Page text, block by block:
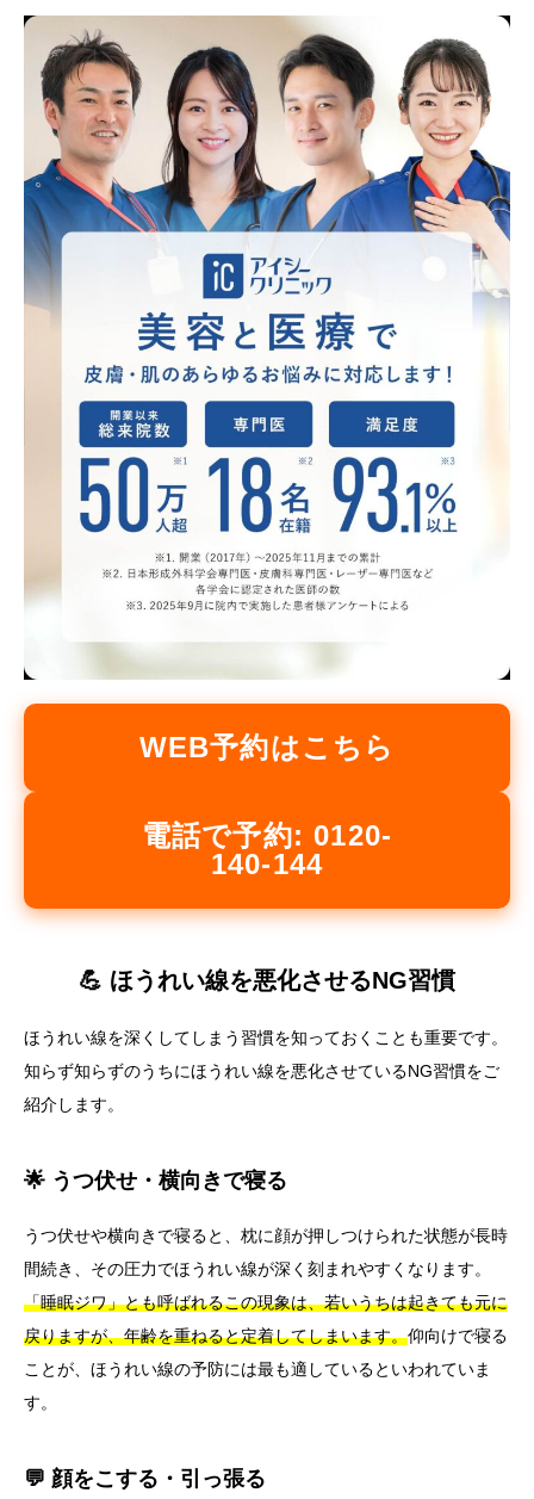
WEB予約はこちら
電話で予約: 0120-
140-144
💪 ほうれい線を悪化させるNG習慣
ほうれい線を深くしてしまう習慣を知っておくことも重要です。
知らず知らずのうちにほうれい線を悪化させているNG習慣をご
紹介します。
🌟 うつ伏せ・横向きで寝る
うつ伏せや横向きで寝ると、枕に顔が押しつけられた状態が長時
間続き、その圧力でほうれい線が深く刻まれやすくなります。
「睡眠ジワ」とも呼ばれるこの現象は、若いうちは起きても元に
戻りますが、年齢を重ねると定着してしまいます。仰向けで寝る
ことが、ほうれい線の予防には最も適しているといわれていま
す。
💬 顔をこする・引っ張る